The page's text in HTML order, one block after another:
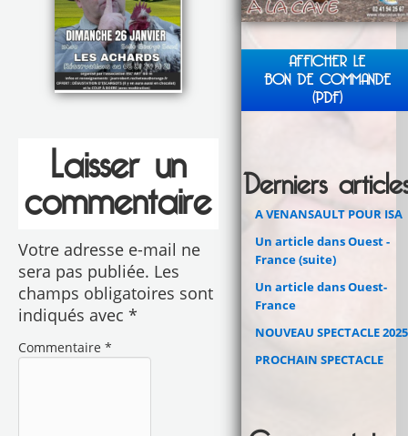
Laisser un
commentaire
Votre adresse e-mail ne
sera pas publiée. Les
champs obligatoires sont
indiqués avec *
Commentaire *
AFFICHER LE
BON DE COMMANDE
(PDF)
Derniers
A VENANSAULT POUR ISA
Un article dans Ouest -
France (suite)
Un article dans Ouest-
France
NOUVEAU SPECTACLE 2025
PROCHAIN SPECTACLE